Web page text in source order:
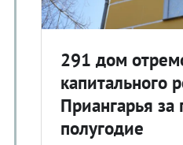
291 дом
капитального
Приангарья за
полугодие